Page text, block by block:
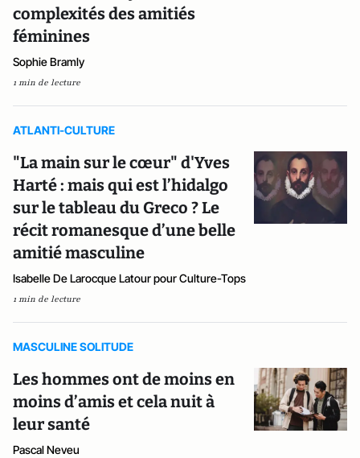
complexités des amitiés
féminines
Sophie Bramly
1 min de lecture
ATLANTI-CULTURE
"La main sur le cœur" d'Yves
Harté : mais qui est l’hidalgo
sur le tableau du Greco ? Le
récit romanesque d’une belle
amitié masculine
Isabelle De Larocque Latour pour Culture-Tops
1 min de lecture
MASCULINE SOLITUDE
Les hommes ont de moins en
moins d’amis et cela nuit à
leur santé
Pascal Neveu